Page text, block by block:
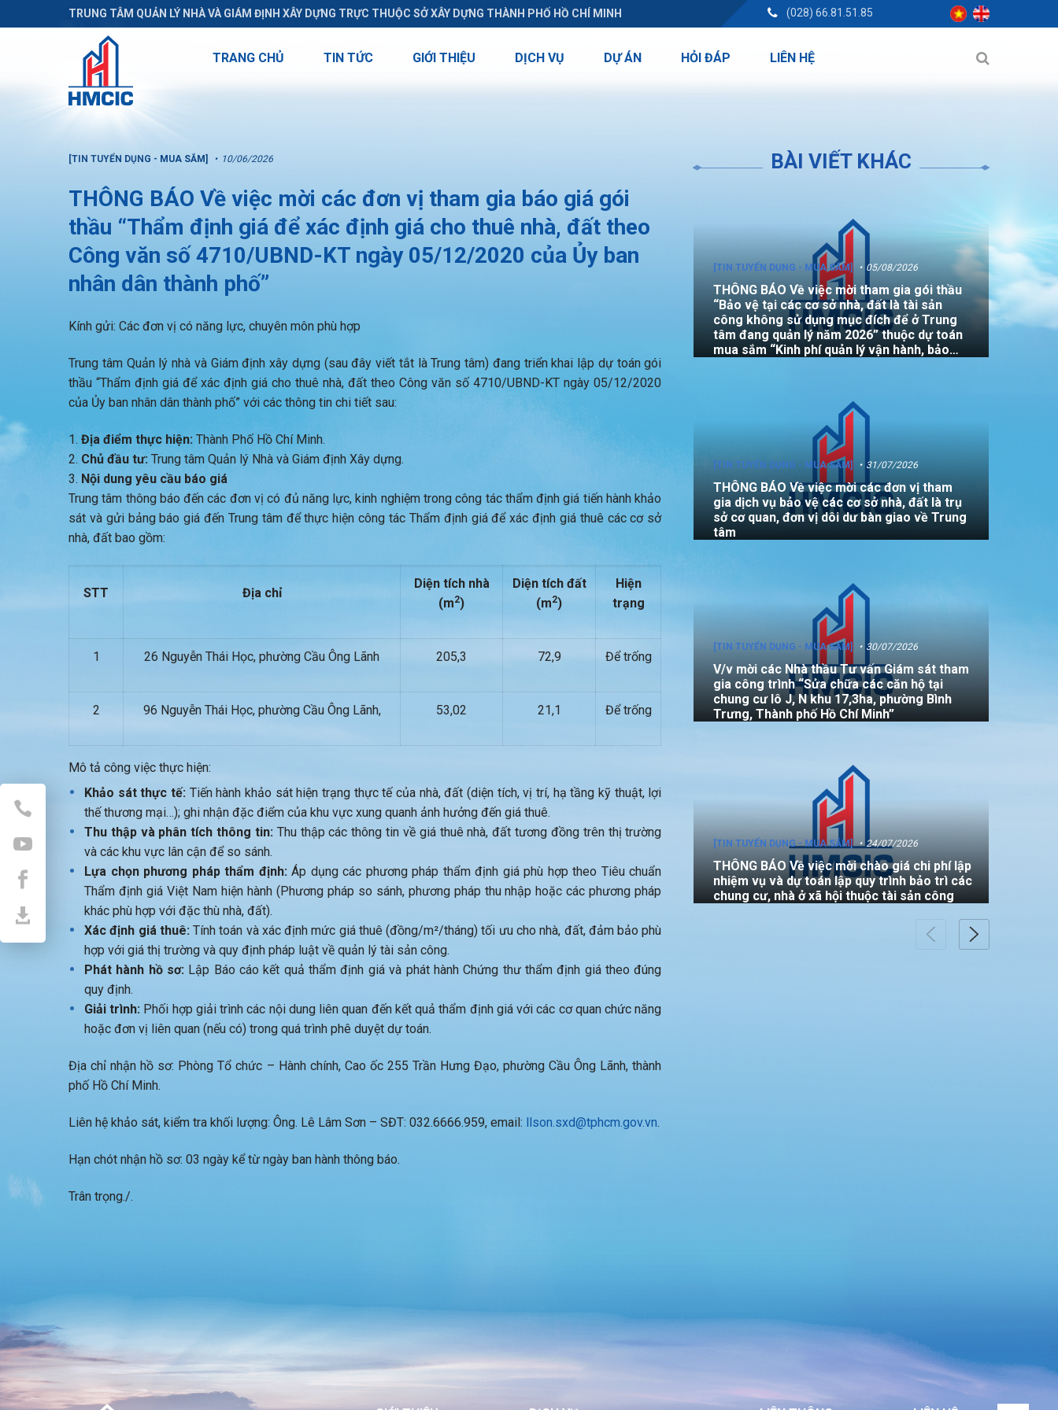
TRUNG TÂM QUẢN LÝ NHÀ VÀ GIÁM ĐỊNH XÂY DỰNG TRỰC THUỘC SỞ XÂY DỰNG THÀNH PHỐ HỒ CHÍ MINH (028) 66.81.51.85
TRANG CHỦ TIN TỨC GIỚI THIỆU DỊCH VỤ DỰ ÁN HỎI ĐÁP LIÊN HỆ
[TIN TUYỂN DỤNG - MUA SẮM] 10/06/2026
THÔNG BÁO Về việc mời các đơn vị tham gia báo giá gói
thầu “Thẩm định giá để xác định giá cho thuê nhà, đất theo
Công văn số 4710/UBND-KT ngày 05/12/2020 của Ủy ban
nhân dân thành phố”
Kính gửi: Các đơn vị có năng lực, chuyên môn phù hợp
Trung tâm Quản lý nhà và Giám định xây dựng (sau đây viết tắt là Trung tâm) đang triển khai lập dự toán gói
thầu “Thẩm định giá để xác định giá cho thuê nhà, đất theo Công văn số 4710/UBND-KT ngày 05/12/2020
của Ủy ban nhân dân thành phố” với các thông tin chi tiết sau:
Địa điểm thực hiện: Thành Phố Hồ Chí Minh.
Chủ đầu tư: Trung tâm Quản lý Nhà và Giám định Xây dựng.
Nội dung yêu cầu báo giá
Trung tâm thông báo đến các đơn vị có đủ năng lực, kinh nghiệm trong công tác thẩm định giá tiến hành khảo
sát và gửi bảng báo giá đến Trung tâm để thực hiện công tác Thẩm định giá để xác định giá thuê các cơ sở
nhà, đất bao gồm:
STT Địa chỉ
Diện tíchnhà
(m2)
Diện tíchđất
(m2)
Hiện
trạng
1 26 Nguyễn Thái Học, phường Cầu Ông Lãnh 205,3 72,9 Để trống
2 96 Nguyễn Thái Học, phường Cầu Ông Lãnh, 53,02 21,1 Để trống
Mô tả công việc thực hiện:
Khảo sát thực tế: Tiến hành khảo sát hiện trạng thực tế của nhà, đất (diện tích, vị trí, hạ tầng kỹ thuật, lợi
thế thương mại…); ghi nhận đặc điểm của khu vực xung quanh ảnh hưởng đến giá thuê.
Thu thập và phân tích thông tin: Thu thập các thông tin về giá thuê nhà, đất tương đồng trên thị trường
và các khu vực lân cận để so sánh.
Lựa chọn phương pháp thẩm định:Áp dụng các phương pháp thẩm định giá phù hợp theo Tiêu chuẩn
Thẩm định giá Việt Nam hiện hành (Phương pháp so sánh, phương pháp thu nhập hoặc các phương pháp
khác phù hợp với đặc thù nhà, đất).
Xác định giá thuê: Tính toán và xác định mức giá thuê (đồng/m²/tháng) tối ưu cho nhà, đất, đảm bảo phù
hợp với giá thị trường và quy định pháp luật về quản lý tài sản công.
Phát hành hồ sơ: Lập Báo cáo kết quả thẩm định giá và phát hành Chứng thư thẩm định giá theo đúng
quy định.
Giải trình: Phối hợp giải trình các nội dung liên quan đến kết quả thẩm định giá với các cơ quan chức năng
hoặc đơn vị liên quan (nếu có) trong quá trình phê duyệt dự toán.
Địa chỉ nhận hồ sơ: Phòng Tổ chức – Hành chính, Cao ốc 255 Trần Hưng Đạo, phường Cầu Ông Lãnh, thành
phố Hồ Chí Minh.
Liên hệ khảo sát, kiểm tra khối lượng: Ông. Lê Lâm Sơn – SĐT: 032.6666.959, email: llson.sxd@tphcm.gov.vn.
Hạn chót nhận hồ sơ: 03 ngày kể từ ngày ban hành thông báo.
Trân trọng./.
BÀI VIẾT KHÁC
[TIN TUYỂN DỤNG - MUA SẮM] 05/08/2026
THÔNG BÁO Về việc mời tham gia gói thầu
“Bảo vệ tại các cơ sở nhà, đất là tài sản
công không sử dụng mục đích để ở Trung
tâm đang quản lý năm 2026” thuộc dự toán
mua sắm “Kinh phí quản lý vận hành, bảo
[TIN TUYỂN DỤNG - MUA SẮM] 31/07/2026
THÔNG BÁO Về việc mời các đơn vị tham
gia dịch vụ bảo vệ các cơ sở nhà, đất là trụ
sở cơ quan, đơn vị dôi dư bàn giao về Trung
tâm
[TIN TUYỂN DỤNG - MUA SẮM] 30/07/2026
V/v mời các Nhà thầu Tư vấn Giám sát tham
gia công trình “Sửa chữa các căn hộ tại
chung cư lô J, N khu 17,3ha, phường Bình
Trưng, Thành phố Hồ Chí Minh”
[TIN TUYỂN DỤNG - MUA SẮM] 24/07/2026
THÔNG BÁO Về việc mời chào giá chi phí lập
nhiệm vụ và dự toán lập quy trình bảo trì các
chung cư, nhà ở xã hội thuộc tài sản công